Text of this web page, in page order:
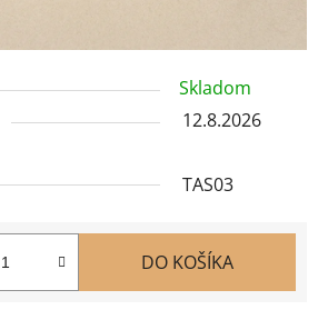
Skladom
12.8.2026
TAS03
DO KOŠÍKA